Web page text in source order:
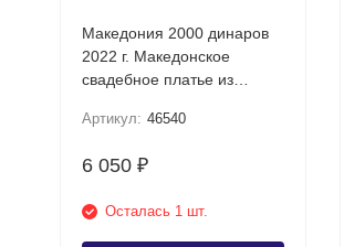
Македония 2000 динаров
2022 г. Македонское
свадебное платье из
Артикул: 46540
6 050 ₽
Осталась 1 шт.